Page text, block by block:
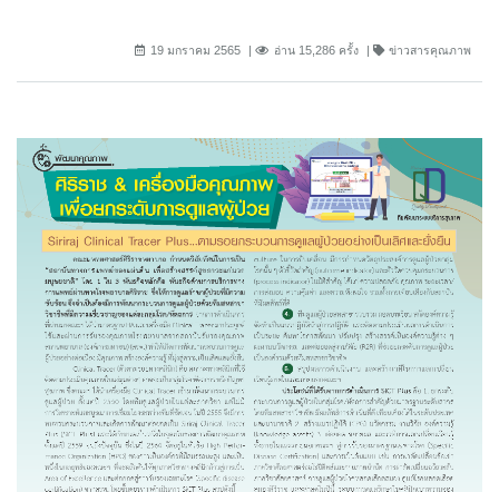
19 มกราคม 2565 อ่าน 15,286 ครั้ง ข่าวสารคุณภาพ